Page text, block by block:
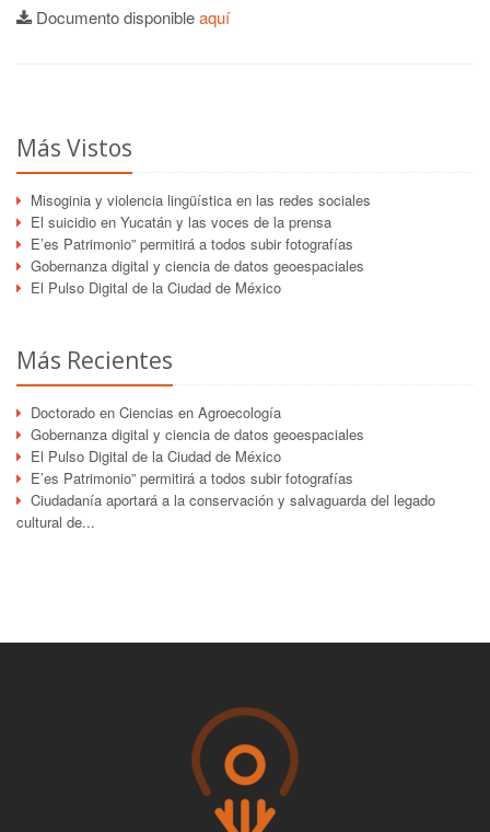
Documento disponibleaquí
Más Vistos
Misoginia y violencia lingüística en las redes sociales
El suicidio en Yucatán y las voces de la prensa
E’es Patrimonio” permitirá a todos subir fotografías
Gobernanza digital y ciencia de datos geoespaciales
El Pulso Digital de la Ciudad de México
Más Recientes
Doctorado en Ciencias en Agroecología
Gobernanza digital y ciencia de datos geoespaciales
El Pulso Digital de la Ciudad de México
E’es Patrimonio” permitirá a todos subir fotografías
Ciudadanía aportará a la conservación y salvaguarda del legado
cultural de...